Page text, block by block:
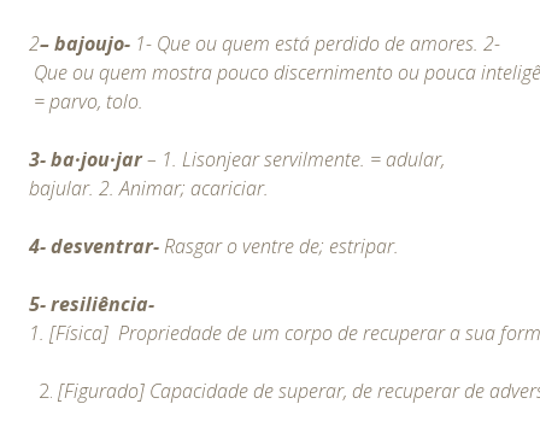
2– bajoujo- 1- Que ou quem está perdido de amores. 2-
Que ou quem mostra pouco discernimento ou pouca
= parvo, tolo.
3-ba·jou·jar– 1. Lisonjear servilmente. = adular,
bajular. 2.Animar; acariciar.
4- desventrar-Rasgar o ventre de; estripar.
5- resiliência-
1. [Física] Propriedade de um corpo de recuperar a sua
[Figurado] Capacidade de superar, de recuperar de